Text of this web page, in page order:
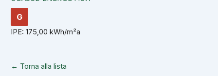
G
IPE: 175,00 kWh/m²a
← Torna alla lista